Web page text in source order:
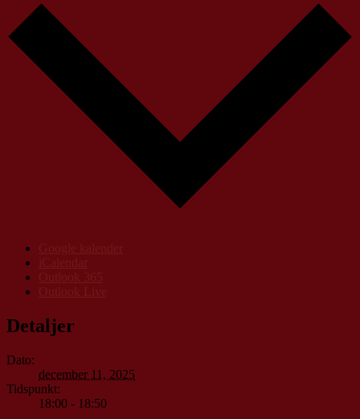
Detaljer
Dato:
december 11, 2025
Tidspunkt:
18:00 - 18:50